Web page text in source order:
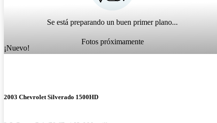
Se está preparando un buen primer plano...
Fotos próximamente
¡Nuevo!
2003 Chevrolet Silverado 1500HD